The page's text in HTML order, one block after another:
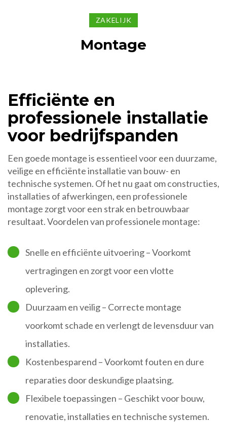
ZAKELIJK
Montage
Efficiënte en
professionele installatie
voor bedrijfspanden
Een goede montage is essentieel voor een duurzame,
veilige en efficiënte installatie van bouw- en
technische systemen. Of het nu gaat om constructies,
installaties of afwerkingen, een professionele
montage zorgt voor een strak en betrouwbaar
resultaat. Voordelen van professionele montage:
Snelle en efficiënte uitvoering – Voorkomt
vertragingen en zorgt voor een vlotte
oplevering.
Duurzaam en veilig – Correcte montage
voorkomt schade en verlengt de levensduur van
installaties.
Kostenbesparend – Voorkomt fouten en dure
reparaties door deskundige plaatsing.
Flexibele toepassingen – Geschikt voor bouw,
renovatie, installaties en technische systemen.